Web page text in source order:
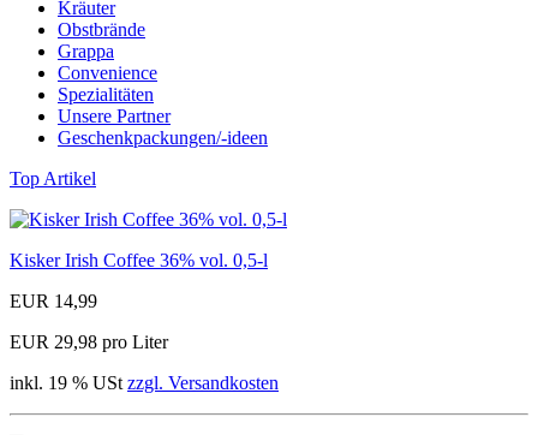
Kräuter
Obstbrände
Grappa
Convenience
Spezialitäten
Unsere Partner
Geschenkpackungen/-ideen
Top Artikel
Kisker Irish Coffee 36% vol. 0,5-l
EUR 14,99
EUR 29,98 pro Liter
inkl. 19 % USt zzgl. Versandkosten